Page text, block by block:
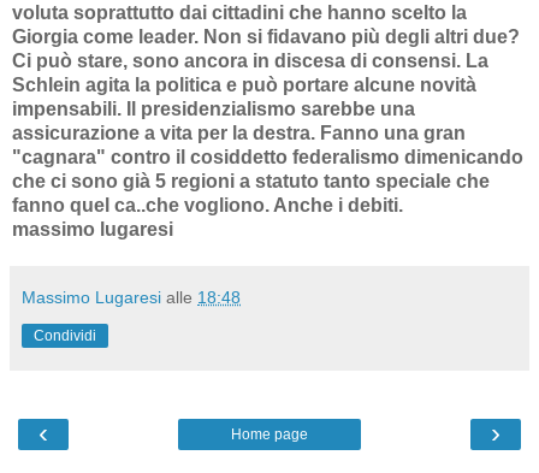
voluta soprattutto dai cittadini che hanno scelto la
Giorgia come leader. Non si fidavano più degli altri due?
Ci può stare, sono ancora in discesa di consensi. La
Schlein agita la politica e può portare alcune novità
impensabili. Il presidenzialismo sarebbe una
assicurazione a vita per la destra. Fanno una gran
"cagnara" contro il cosiddetto federalismo dimenicando
che ci sono già 5 regioni a statuto tanto speciale che
fanno quel ca..che vogliono. Anche i debiti.
massimo lugaresi
Massimo Lugaresi alle 18:48
Condividi
‹ ›
Home page